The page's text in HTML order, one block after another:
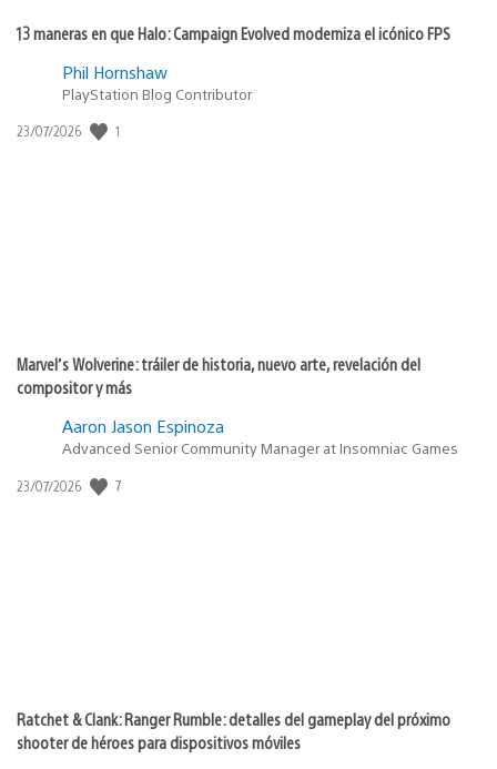
13 maneras en que Halo: Campaign Evolved moderniza el icónico FPS
Phil Hornshaw
PlayStation Blog Contributor
Fecha
23/07/2026 1
Marvel’s Wolverine: tráiler de historia, nuevo arte, revelación del
compositor y más
Aaron Jason Espinoza
Advanced Senior Community Manager at Insomniac Games
Fecha
23/07/2026 7
Ratchet & Clank: Ranger Rumble: detalles del gameplay del próximo
shooter de héroes para dispositivos móviles